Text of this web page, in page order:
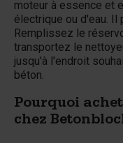
moteur à essence et
électrique ou d'eau. Il
Remplissez le
transportez le
jusqu'à l'endroit
béton.
Pourquoi
chez